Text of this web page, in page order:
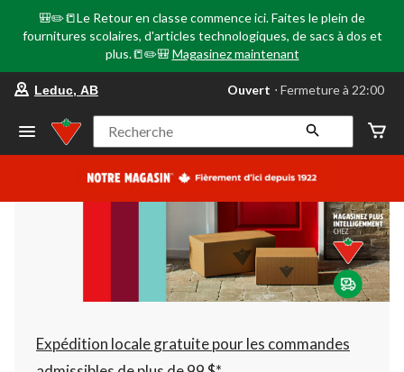
🎒✏️📒Le Retour en classe commence ici. Faites le plein de
fournitures scolaires, d'articles technologiques, de sacs à dos et
plus.📒✏️🎒 Magasinez maintenant
votre
préféré
Leduc,
AB,
courament
Fermeture
à
22:00
cliquer
pour
changer
Leduc, AB Ouvert ⋅ Fermeture à 22:00
Recherche
Expédition locale gratuite pour les commandes